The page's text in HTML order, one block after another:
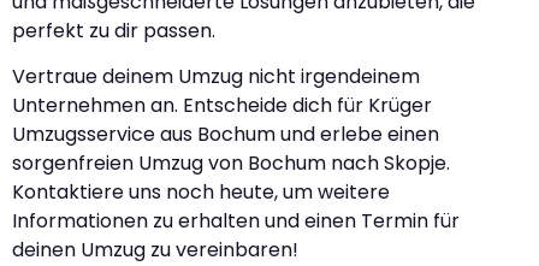
perfekt zu dir passen.
Vertraue deinem Umzug nicht irgendeinem
Unternehmen an. Entscheide dich für Krüger
Umzugsservice aus Bochum und erlebe einen
sorgenfreien Umzug von Bochum nach Skopje.
Kontaktiere uns noch heute, um weitere
Informationen zu erhalten und einen Termin für
deinen Umzug zu vereinbaren!